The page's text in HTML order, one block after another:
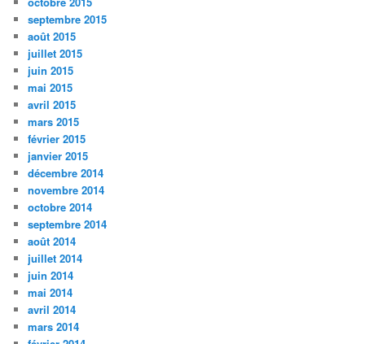
septembre 2015
août 2015
juillet 2015
juin 2015
mai 2015
avril 2015
mars 2015
février 2015
janvier 2015
décembre 2014
novembre 2014
octobre 2014
septembre 2014
août 2014
juillet 2014
juin 2014
mai 2014
avril 2014
mars 2014